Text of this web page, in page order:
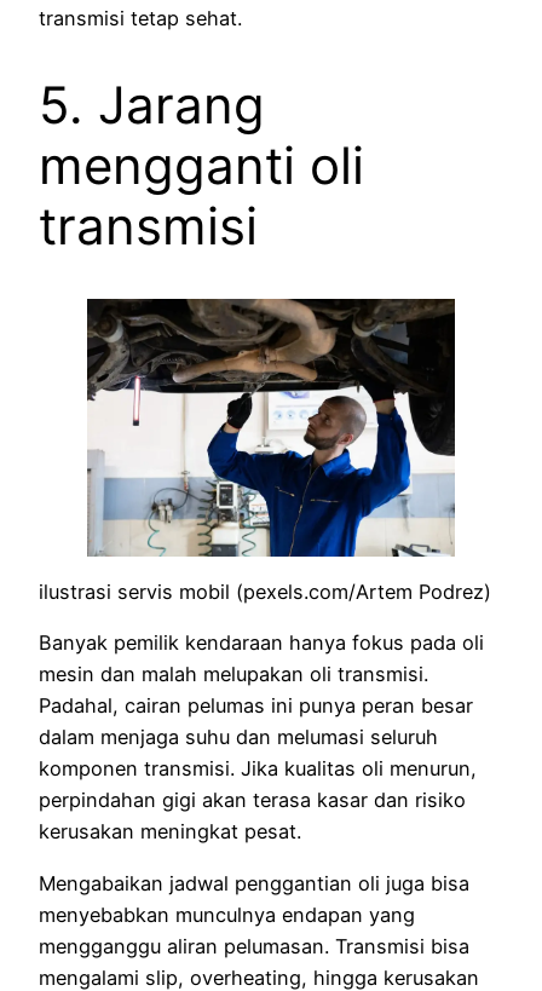
transmisi tetap sehat.
5. Jarang
mengganti oli
transmisi
ilustrasi servis mobil (pexels.com/Artem Podrez)
Banyak pemilik kendaraan hanya fokus pada oli
mesin dan malah melupakan oli transmisi.
Padahal, cairan pelumas ini punya peran besar
dalam menjaga suhu dan melumasi seluruh
komponen transmisi. Jika kualitas oli menurun,
perpindahan gigi akan terasa kasar dan risiko
kerusakan meningkat pesat.
Mengabaikan jadwal penggantian oli juga bisa
menyebabkan munculnya endapan yang
mengganggu aliran pelumasan. Transmisi bisa
mengalami slip, overheating, hingga kerusakan